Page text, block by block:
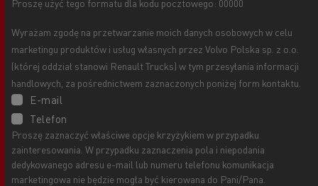
Proszę użyć tego formatu dla kodu pocztowego: 00000
Wyrażam zgodę na przetwarzanie moich danych osobowych w celu
marketingu produktów i usług własnych przez Volvo Polska sp. z o.o.
(której oddział stanowi Renault Trucks) w tym przesyłania informacji
handlowych, za pośrednictwem zaznaczonych poniżej form kontaktu.
E-mail
Telefon
Proszę zaznaczyć właściwe opcje krzyżykiem w przypadku
zainteresowania. W przypadku zaznaczenia pola i niepodania
dedykowanego adresu e-mail lub numeru telefonu komunikacja
marketingowa nie będzie mogła być kierowana do Pani/Pana.